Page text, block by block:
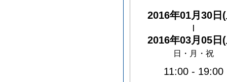
2016年01月30日
2016年03月05日
日・月・祝
11:00- 19:00